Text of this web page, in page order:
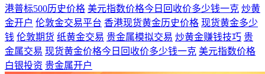
港普标500历史价格 美元指数价格今日回收价多少钱一克 炒黄
金开户 伦敦金交易平台 香港现货黄金历史价格 现货黄金多少
钱 伦敦期货 纸黄金交易 贵金属模拟交易 炒黄金赚钱技巧 贵
金属交易 现货黄金价格今日回收价多少钱一克 美元指数价格
白银投资 贵金属开户